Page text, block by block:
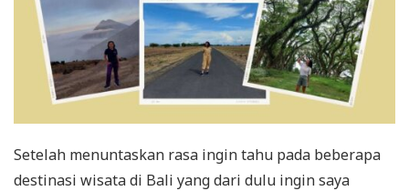
Setelah menuntaskan rasa ingin tahu pada beberapa
destinasi wisata di Bali yang dari dulu ingin saya